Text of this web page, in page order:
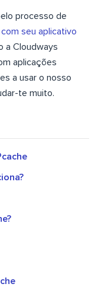
processo de
seu aplicativo
a Cloudways
aplicações
a usar o nosso
te muito.